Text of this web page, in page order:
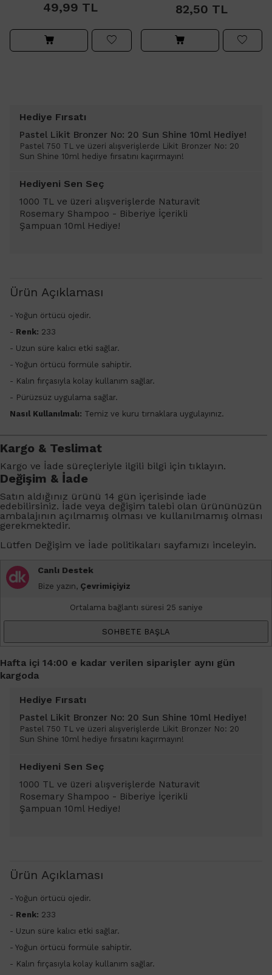
49,99 TL 82,50 TL
Hediye Fırsatı
Pastel Likit Bronzer No: 20 Sun Shine 10ml Hediye!
Pastel 750 TL ve üzeri alışverişlerde Likit Bronzer No: 20
Sun Shine 10ml hediye fırsatını kaçırmayın!
Hediyeni Sen Seç
1000 TL ve üzeri alışverişlerde Naturavit
Rosemary Shampoo - Biberiye İçerikli
Şampuan 10ml Hediye!
Ürün Açıklaması
- Yoğun örtücü ojedir.
- Renk: 233
- Uzun süre kalıcı etki sağlar.
- Yoğun örtücü formüle sahiptir.
- Kalın fırçasıyla kolay kullanım sağlar.
- Pürüzsüz uygulama sağlar.
Nasıl Kullanılmalı: Temiz ve kuru tırnaklara uygulayınız.
Kargo & Teslimat
Kargo ve İade süreçleriyle ilgili bilgi için tıklayın.
Değişim & İade
Satın aldığınız ürünü 14 gün içerisinde iade
edebilirsiniz. İade veya değişim talebi olan ürününüzün
ambalajının açılmamış olması ve kullanılmamış olması
gerekmektedir.
Lütfen Değişim ve İade politikaları sayfamızı inceleyin.
Canlı Destek
Bize yazın, Çevrimiçiyiz
Ortalama bağlantı süresi 25 saniye
SOHBETE BAŞLA
Hafta içi 14:00 e kadar verilen siparişler aynı gün
kargoda
Hediye Fırsatı
Pastel Likit Bronzer No: 20 Sun Shine 10ml Hediye!
Pastel 750 TL ve üzeri alışverişlerde Likit Bronzer No: 20
Sun Shine 10ml hediye fırsatını kaçırmayın!
Hediyeni Sen Seç
1000 TL ve üzeri alışverişlerde Naturavit
Rosemary Shampoo - Biberiye İçerikli
Şampuan 10ml Hediye!
Ürün Açıklaması
- Yoğun örtücü ojedir.
- Renk: 233
- Uzun süre kalıcı etki sağlar.
- Yoğun örtücü formüle sahiptir.
- Kalın fırçasıyla kolay kullanım sağlar.